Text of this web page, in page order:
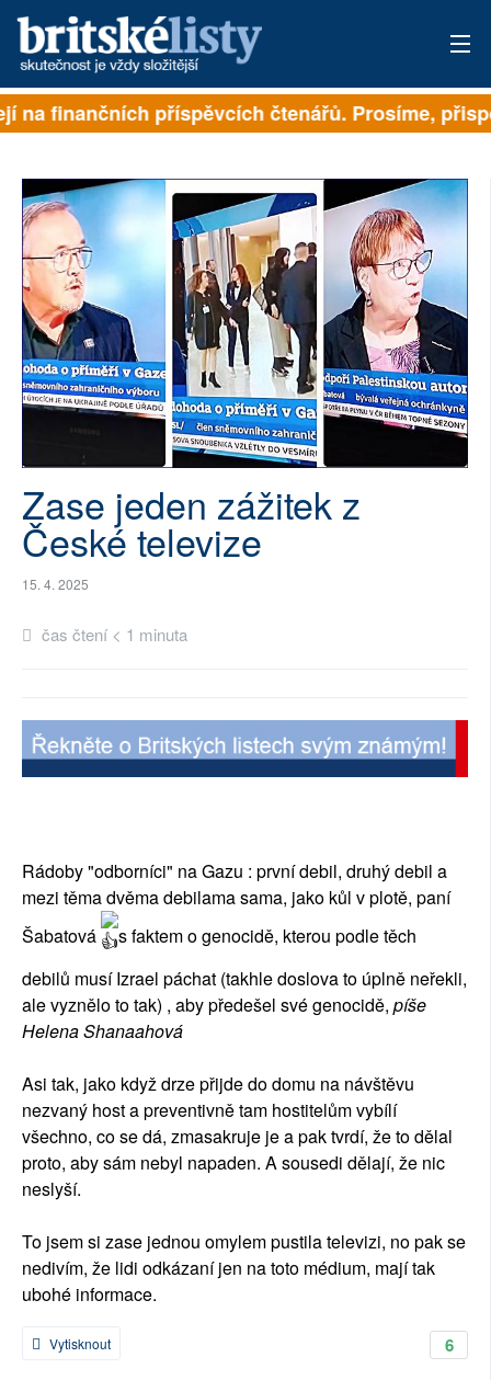
PŘIHLÁSIT
ARCHIV
ROZHOVORY
TÉMATA
NEJČTENĚJŠÍ ZA 7 DNÍ
AUTOŘI
PŘÍSPĚVKY NA PROVOZ
SOCIÁLNÍ SÍTĚ
finančních příspěvcích čtenářů. Prosíme,
Zase jeden zážitek z
České televize
15. 4. 2025
čas čtení < 1 minuta
Rádoby "odborníci" na Gazu : první debil, druhý debil a
mezi těma dvěma debilama sama, jako kůl v plotě, paní
Šabatová
s faktem o genocidě, kterou podle těch
debilů musí Izrael páchat (takhle doslova to úplně neřekli,
ale vyznělo to tak) , aby předešel své genocidě, píše
Helena Shanaahová
Asi tak, jako když drze přijde do domu na návštěvu
nezvaný host a preventivně tam hostitelům vybílí
všechno, co se dá, zmasakruje je a pak tvrdí, že to dělal
proto, aby sám nebyl napaden. A sousedi dělají, že nic
neslyší.
To jsem si zase jednou omylem pustila televizi, no pak se
nedivím, že lidi odkázaní jen na toto médium, mají tak
ubohé informace.
6
Vytisknout